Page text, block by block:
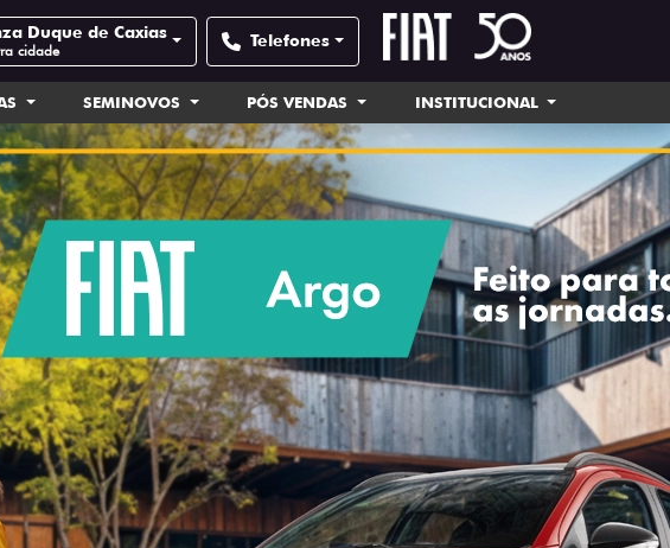
Duque de Caxias
cidade Telefones
SEMINOVOS PÓS VENDAS INSTITUCIONAL